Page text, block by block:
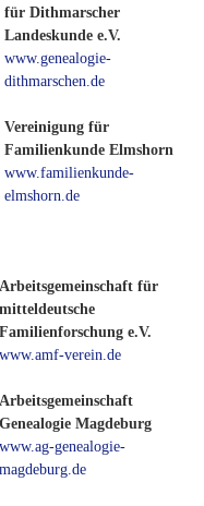
für Dithmarscher
Landeskunde e.V.
www.genealogie-
dithmarschen.de
Vereinigung für
Familienkunde Elmshorn
www.familienkunde-
elmshorn.de
Arbeitsgemeinschaft für
mitteldeutsche
Familienforschung e.V.
www.amf-verein.de
Arbeitsgemeinschaft
Genealogie Magdeburg
www.ag-genealogie-
magdeburg.de